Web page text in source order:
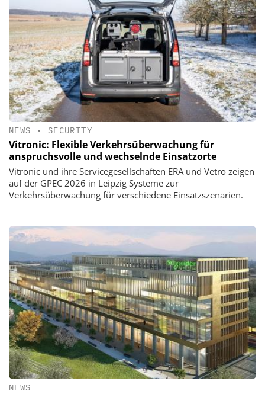
NEWS • SECURITY
Vitronic: Flexible Verkehrsüberwachung für
anspruchsvolle und wechselnde Einsatzorte
Vitronic und ihre Servicegesellschaften ERA und Vetro zeigen
auf der GPEC 2026 in Leipzig Systeme zur
Verkehrsüberwachung für verschiedene Einsatzszenarien.
NEWS